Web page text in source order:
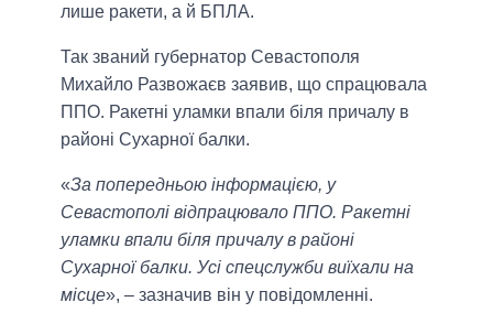
лише ракети, а й БПЛА.
Так званий губернатор Севастополя
Михайло Развожаєв заявив, що спрацювала
ППО. Ракетні уламки впали біля причалу в
районі Сухарної балки.
«За попередньою інформацією, у
Севастополі відпрацювало ППО. Ракетні
уламки впали біля причалу в районі
Сухарної балки. Усі спецслужби виїхали на
місце», – зазначив він у повідомленні.